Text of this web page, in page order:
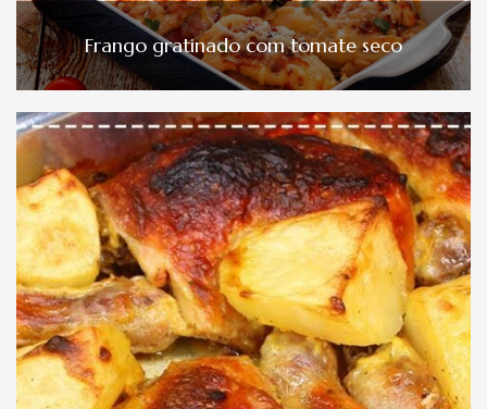
Frango gratinado com tomate seco